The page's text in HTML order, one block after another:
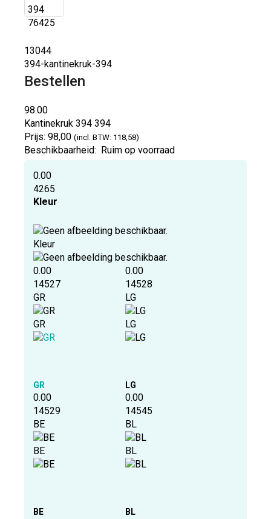
13044
394-kantinekruk-394
Bestellen
98.00
Kantinekruk 394394
Prijs: 98,00 (incl. BTW: 118,58)
Beschikbaarheid: Ruim op voorraad
0.00
4265
Kleur
Kleur
0.00
14527
GR
GR
GR
0.00
14528
LG
LG
LG
0.00
14529
BE
BE
BE
0.00
14545
BL
BL
BL